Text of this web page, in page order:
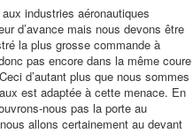
industries aéronautiques
d’avance mais nous devons être
la plus grosse commande à
pas encore dans la même coure
d’autant plus que nous sommes
est adaptée à cette menace. En
nous pas la porte au
allons certainement au devant